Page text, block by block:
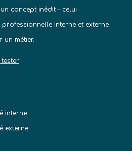
concept inédit – celui
interne et externe
un métier.
tester
interne
externe